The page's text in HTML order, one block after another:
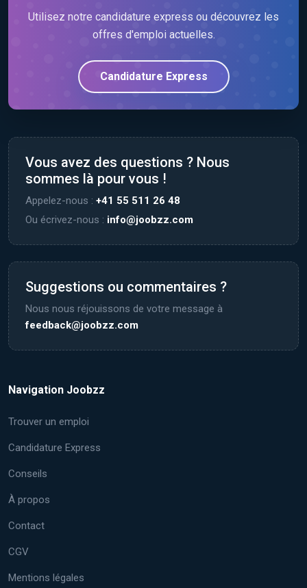
Utilisez notre candidature express ou découvrez les
offres d'emploi actuelles.
Candidature Express
Vous avez des questions ? Nous
sommes là pour vous !
Appelez-nous : +41 55 511 26 48
Ou écrivez-nous : info@joobzz.com
Suggestions ou commentaires ?
Nous nous réjouissons de votre message à
feedback@joobzz.com
Navigation Joobzz
Trouver un emploi
Candidature Express
Conseils
À propos
Contact
CGV
Mentions légales